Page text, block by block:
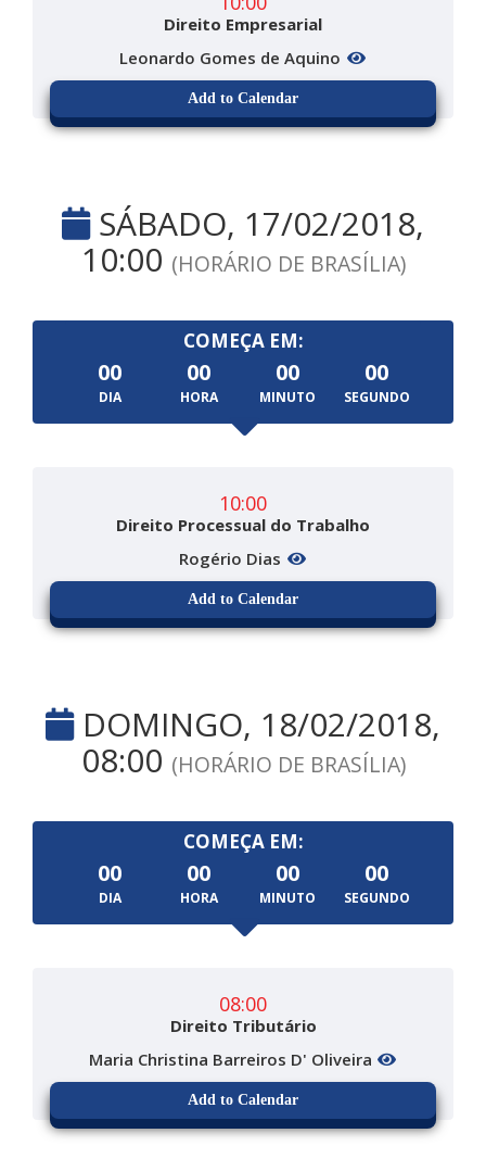
Direito Empresarial
Leonardo Gomes de Aquino
Add to Calendar
SÁBADO, 17/02/2018,
10:00 (HORÁRIO DE BRASÍLIA)
COMEÇA EM:
00
DIA
00
HORA
00
MINUTO
00
SEGUNDO
10:00
Direito Processual do Trabalho
Rogério Dias
Add to Calendar
DOMINGO, 18/02/2018,
08:00 (HORÁRIO DE BRASÍLIA)
COMEÇA EM:
00
DIA
00
HORA
00
MINUTO
00
SEGUNDO
08:00
Direito Tributário
Maria Christina Barreiros D' Oliveira
Add to Calendar